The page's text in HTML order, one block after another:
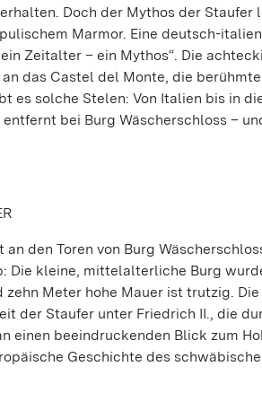
Doch der Mythos der
Marmor. Eine deutsch-
Zeitalter – ein Mythos“. Die
das Castel del Monte, die
es solche Stelen: Von Italien bis in
bei Burg Wäscherschloss –
an den Toren von Burg
Die kleine, mittelalterliche Burg
Meter hohe Mauer ist trutzig.
der Staufer unter Friedrich II., die
einen beeindruckenden Blick zum
Geschichte des